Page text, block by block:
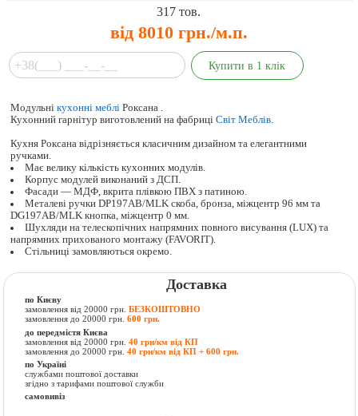
317тов.
від 8010 грн./м.п.
Модульнікухонні меблі Роксана .
Кухонний гарнітур виготовлений на фабриціСвіт Меблів.
Кухня Роксана відрізняється класичним дизайном та елегантними
ручками.
Має велику кількість кухонних модулів.
Корпус модулей виконаний з ДСП.
Фасади — МДФ, вкрита плівкою ПВХ з патиною.
Металеві ручки DP197AB/MLK скоба, бронза, міжцентр 96 мм та
DG197AB/MLK кнопка, міжцентр 0 мм.
Шухляди на телескопічних напрямних повного висування (LUX) та
напрямних прихованого монтажу (FAVORIT).
Стільниці замовляються окремо.
Доставка
по Києву
замовлення від 20000 грн.БЕЗКОШТОВНО
замовлення до 20000 грн.600 грн.
до передмістя Києва
замовлення від 20000 грн.40 грн/км від КП
замовлення до 20000 грн.40 грн/км від КП + 600 грн.
по Україні
службами поштової доставки
згідно з тарифами поштової служби
самовивіз